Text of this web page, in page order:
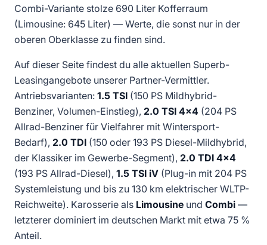
Combi-Variante stolze 690 Liter Kofferraum
(Limousine: 645 Liter) — Werte, die sonst nur in der
oberen Oberklasse zu finden sind.
Auf dieser Seite findest du alle aktuellen Superb-
Leasingangebote unserer Partner-Vermittler.
Antriebsvarianten: 1.5 TSI (150 PS Mildhybrid-
Benziner, Volumen-Einstieg), 2.0 TSI 4×4 (204 PS
Allrad-Benziner für Vielfahrer mit Wintersport-
Bedarf), 2.0 TDI (150 oder 193 PS Diesel-Mildhybrid,
der Klassiker im Gewerbe-Segment), 2.0 TDI 4×4
(193 PS Allrad-Diesel), 1.5 TSI iV (Plug-in mit 204 PS
Systemleistung und bis zu 130 km elektrischer WLTP-
Reichweite). Karosserie als Limousine und Combi —
letzterer dominiert im deutschen Markt mit etwa 75 %
Anteil.